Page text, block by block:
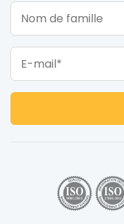
Nom de famille
E-mail*